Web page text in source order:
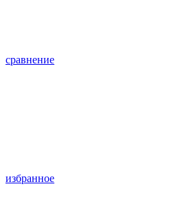
сравнение
избранное